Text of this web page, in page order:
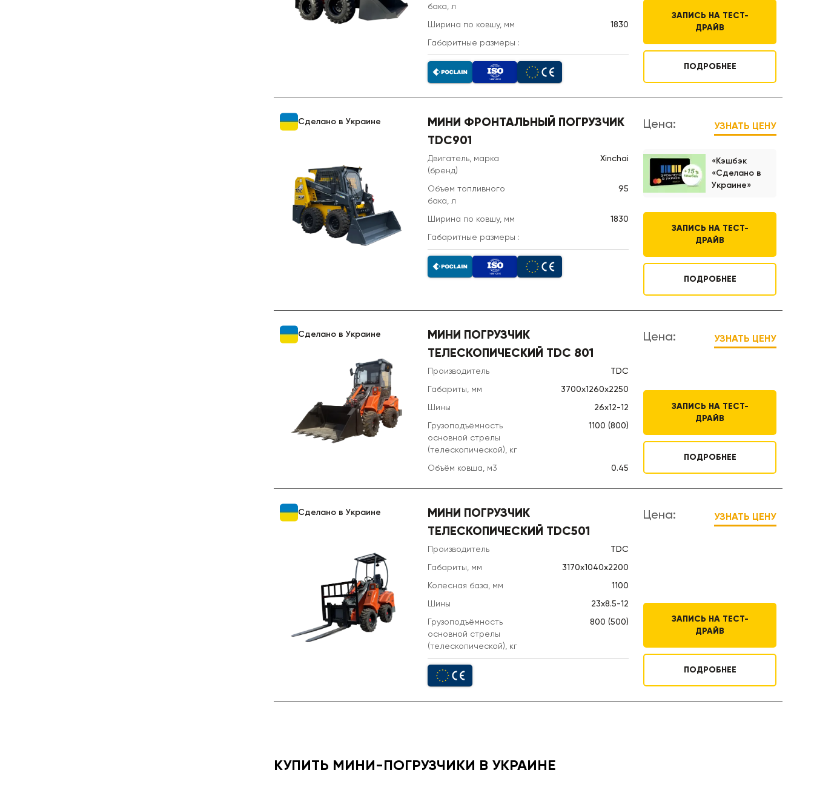
бака, л
Ширина по ковшу, мм
1830
Габаритные размеры :
ЗАПИСЬ НА ТЕСТ-
ДРАЙВ
ПОДРОБНЕЕ
Сделано в Украине
МИНИ ФРОНТАЛЬНЫЙ ПОГРУЗЧИК
TDC901
Двигатель, марка
(бренд)
Xinchai
Объем топливного
бака, л
95
Ширина по ковшу, мм
1830
Габаритные размеры :
Цена: УЗНАТЬ ЦЕНУ
«Кэшбэк
«Сделано в
Украине»
ЗАПИСЬ НА ТЕСТ-
ДРАЙВ
ПОДРОБНЕЕ
Сделано в Украине
МИНИ ПОГРУЗЧИК
ТЕЛЕСКОПИЧЕСКИЙ TDC 801
Производитель
TDC
Габариты, мм
3700х1260х2250
Шины
26х12-12
Грузоподъёмность
основной стрелы
(телескопической), кг
1100 (800)
Объём ковша, м3 0.45
Цена: УЗНАТЬ ЦЕНУ
ЗАПИСЬ НА ТЕСТ-
ДРАЙВ
ПОДРОБНЕЕ
Сделано в Украине
МИНИ ПОГРУЗЧИК
ТЕЛЕСКОПИЧЕСКИЙ TDC501
Производитель
TDC
Габариты, мм
3170х1040х2200
Колесная база, мм
1100
Шины
23х8.5-12
Грузоподъёмность
основной стрелы
(телескопической), кг
800 (500)
Цена: УЗНАТЬ ЦЕНУ
ЗАПИСЬ НА ТЕСТ-
ДРАЙВ
ПОДРОБНЕЕ
КУПИТЬ МИНИ-ПОГРУЗЧИКИ В УКРАИНЕ